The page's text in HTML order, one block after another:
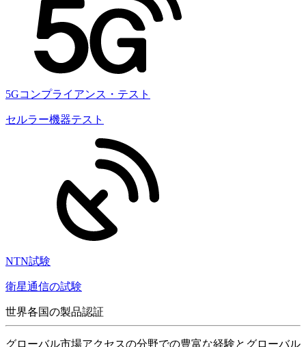
5Gコンプライアンス・テスト
セルラー機器テスト
NTN試験
衛星通信の試験
世界各国の製品認証
グローバル市場アクセスの分野での豊富な経験とグローバル